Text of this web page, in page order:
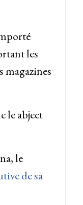
les
magazines
le abject
le
de sa